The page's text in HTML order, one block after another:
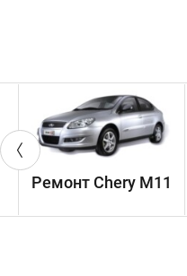
Ремонт Chery M11